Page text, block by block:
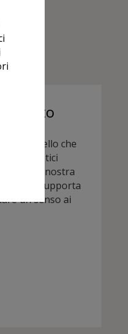
è il cervello che
acustici
della nostra
che supporta
un senso ai